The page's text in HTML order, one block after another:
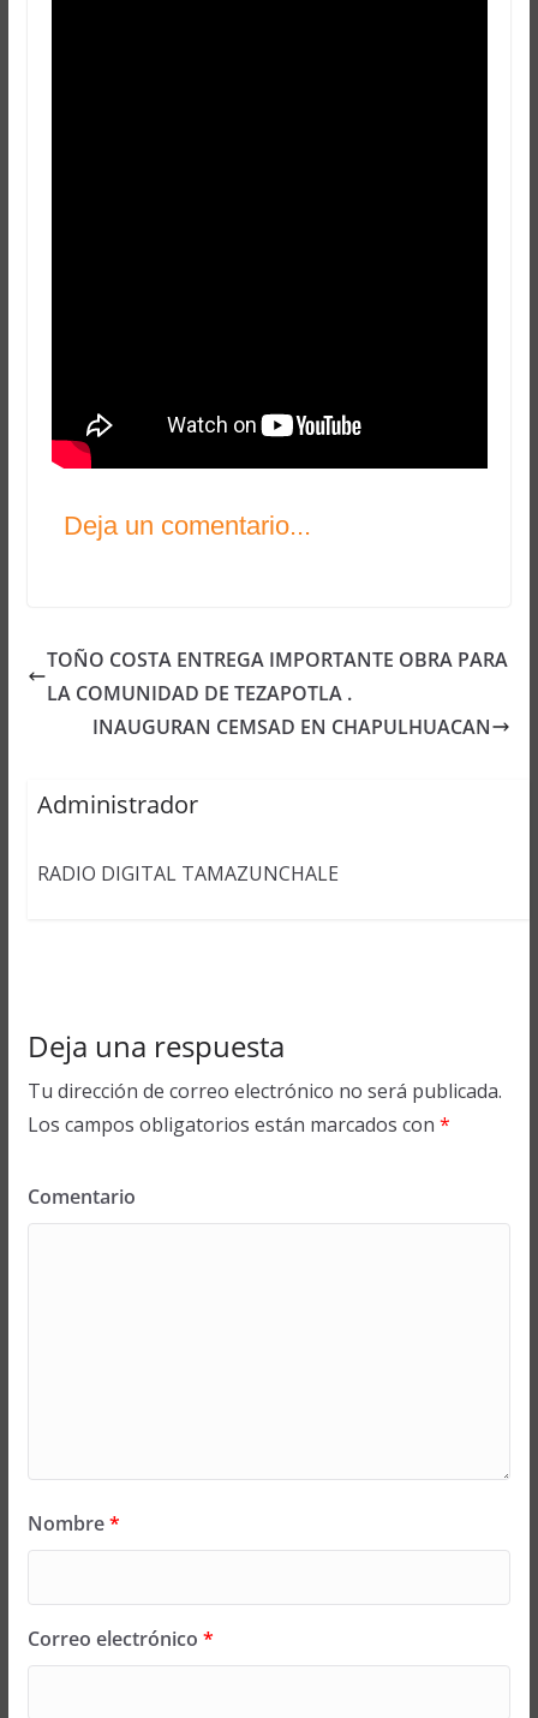
Deja un comentario...
TOÑO COSTA ENTREGA IMPORTANTE OBRA PARA
LA COMUNIDAD DE TEZAPOTLA .
INAUGURAN CEMSAD EN CHAPULHUACAN
Administrador
RADIO DIGITAL TAMAZUNCHALE
Deja una respuesta
Tu dirección de correo electrónico no será publicada.
Los campos obligatorios están marcados con *
Comentario
Nombre*
Correo electrónico *